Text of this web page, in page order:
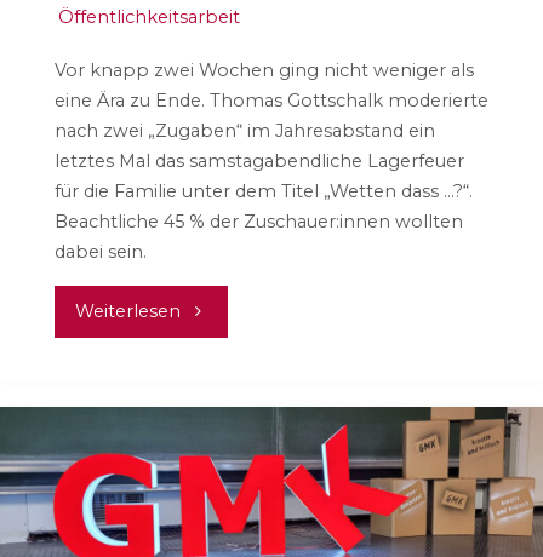
Öffentlichkeitsarbeit
Vor knapp zwei Wochen ging nicht weniger als
eine Ära zu Ende. Thomas Gottschalk moderierte
nach zwei „Zugaben“ im Jahresabstand ein
letztes Mal das samstagabendliche Lagerfeuer
für die Familie unter dem Titel „Wetten dass …?“.
Beachtliche 45 % der Zuschauer:innen wollten
dabei sein.
Weiterlesen "Woran
gerade
arbeiten
–